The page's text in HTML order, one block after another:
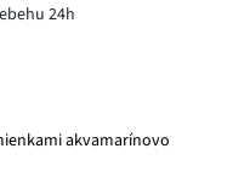
24h
akvamarínovo